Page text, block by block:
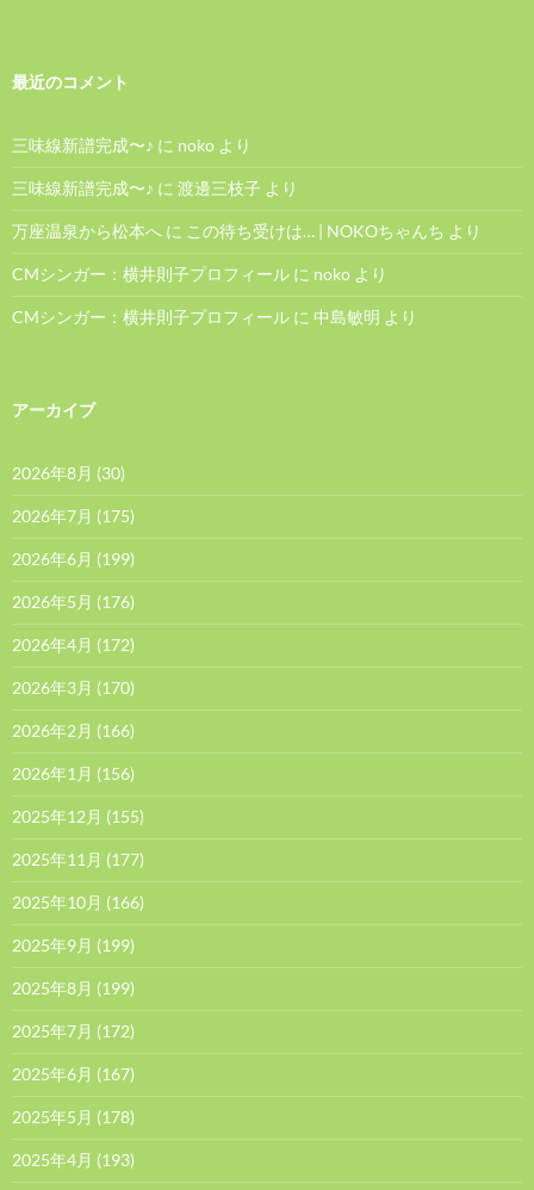
最近のコメント
三味線新譜完成〜♪ に noko より
三味線新譜完成〜♪ に 渡邊三枝子 より
万座温泉から松本へ に この待ち受けは… | NOKOちゃんち より
CMシンガー：横井則子プロフィール に noko より
CMシンガー：横井則子プロフィール に 中島敏明 より
アーカイブ
2026年8月 (30)
2026年7月 (175)
2026年6月 (199)
2026年5月 (176)
2026年4月 (172)
2026年3月 (170)
2026年2月 (166)
2026年1月 (156)
2025年12月 (155)
2025年11月 (177)
2025年10月 (166)
2025年9月 (199)
2025年8月 (199)
2025年7月 (172)
2025年6月 (167)
2025年5月 (178)
2025年4月 (193)